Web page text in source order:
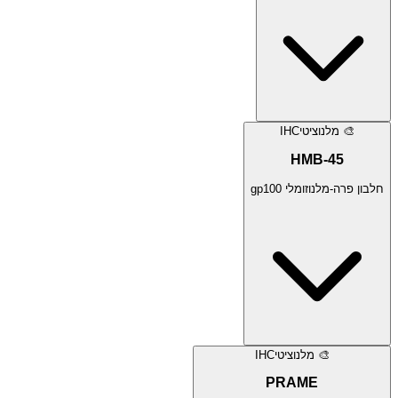
🎨 מלנוציטיIHC
HMB-45
חלבון פרה-מלנוזומלי gp100
🎨 מלנוציטיIHC
PRAME